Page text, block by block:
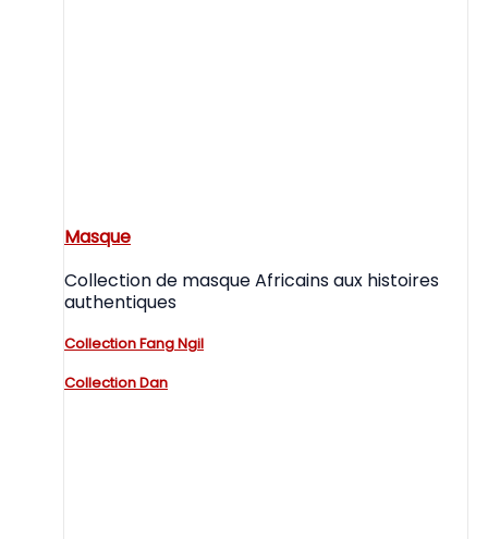
Masque
Collection de masque Africains aux histoires
authentiques
Collection Fang Ngil
Collection Dan